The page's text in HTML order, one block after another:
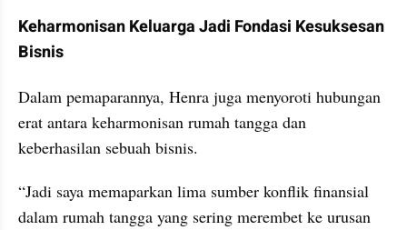
Keharmonisan Keluarga Jadi Fondasi Kesuksesan
Bisnis
Dalam pemaparannya, Henra juga menyoroti hubungan
erat antara keharmonisan rumah tangga dan
keberhasilan sebuah bisnis.
“Jadi saya memaparkan lima sumber konflik finansial
dalam rumah tangga yang sering merembet ke urusan